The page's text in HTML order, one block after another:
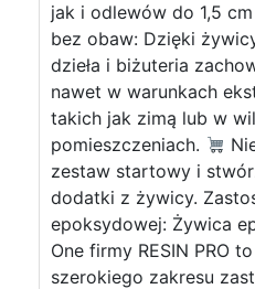
jak i odlewów do 1,5
bez obaw: Dzięki
dzieła i biżuteria
nawet w warunkach
takich jak zimą lub w
pomieszczeniach.
zestaw startowy i
dodatki z żywicy.
epoksydowej: Żywica
One firmy RESIN PRO
szerokiego zakresu